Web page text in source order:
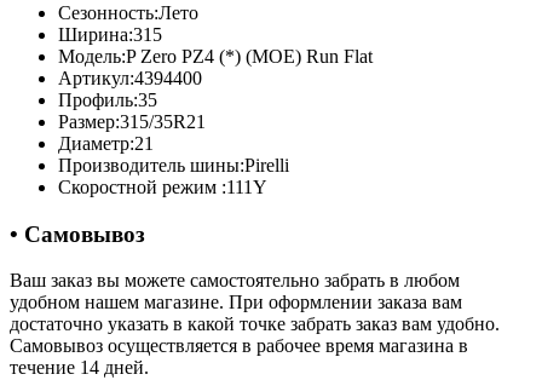
Сезонность:Лето
Ширина:315
Модель:P Zero PZ4 (*) (MOE) Run Flat
Артикул:4394400
Профиль:35
Размер:315/35R21
Диаметр:21
Производитель шины:Pirelli
Скоростной режим :111Y
• Самовывоз
Ваш заказ вы можете самостоятельно забрать в любом
удобном нашем магазине. При оформлении заказа вам
достаточно указать в какой точке забрать заказ вам удобно.
Самовывоз осуществляется в рабочее время магазина в
течение 14 дней.